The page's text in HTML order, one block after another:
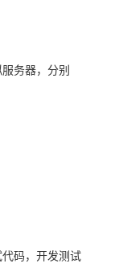
务器，分别
码，开发测试